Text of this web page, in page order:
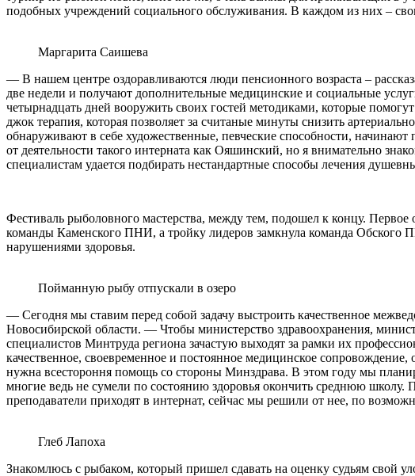
подобных учреждений социального обслуживания. В каждом из них –
Маргарита Саишева
— В нашем центре оздоравливаются люди пенсионного возраста –
две недели и получают дополнительные медицинские и социальные
четырнадцать дней вооружить своих гостей методиками, которые
джок терапия, которая позволяет за считаные минуты снизить
обнаруживают в себе художественные, певческие способности,
от деятельности такого интерната как Ояшинский, но я внимательно
специалистам удается подбирать нестандартные способы лечения
Фестиваль рыболовного мастерства, между тем, подошел к концу. Первое
команды Каменского ПНИ, а тройку лидеров замкнула команда
нарушениями здоровья.
Пойманную рыбу отпускали в озеро
— Сегодня мы ставим перед собой задачу выстроить качественное
Новосибирской области. — Чтобы министерство здравоохранения,
специалистов Минтруда региона зачастую выходят за рамки их
качественное, своевременное и постоянное медицинское
нужна всестороння помощь со стороны Минздрава. В этом году мы
многие ведь не сумели по состоянию здоровья окончить среднюю школу.
преподаватели приходят в интернат, сейчас мы решили от нее, по
Глеб Лапоха
Знакомлюсь с рыбаком, который пришел сдавать на оценку судьям свой